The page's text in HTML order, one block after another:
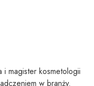
magister kosmetologii
w branży.